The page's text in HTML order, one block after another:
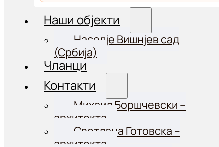
Наши објекти
Населје Вишнјев сад
(Србија)
Чланци
Контакти
Михаил Боршчевски –
aрхитекта
Светлана Готовска –
архитекта